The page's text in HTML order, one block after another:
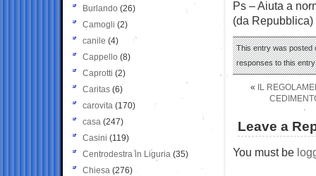
Ps – Aiuta a
(da Repubblica)
This entry was posted
responses to this
«
IL
Leave a
You must be
Burlando (26)
Camogli (2)
canile (4)
Cappello (8)
Caprotti (2)
Caritas (6)
carovita (170)
casa (247)
Casini (119)
Centrodestra in Liguria (35)
Chiesa (276)